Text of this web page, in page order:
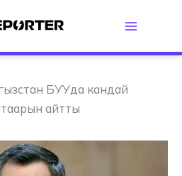
БУУда кандай
айтты